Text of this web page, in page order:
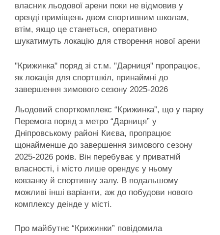
власник льодової арени поки не відмовив у
оренді приміщень двом спортивним школам,
втім, якщо це станеться, оперативно
шукатимуть локацію для створення нової арени
"Крижинка" поряд зі ст.м. "Дарниця" пропрацює,
як локація для спортшкіл, принаймні до
завершення зимового сезону 2025-2026
Льодовий спорткомплекс “Крижинка”, що у парку
Перемога поряд з метро “Дарниця” у
Дніпровському районі Києва, пропрацює
щонайменше до завершення зимового сезону
2025-2026 років. Він перебуває у приватній
власності, і місто лише орендує у ньому
ковзанку й спортивну залу. В подальшому
можливі інші варіанти, аж до побудови нового
комплексу деінде у місті.
Про майбутнє “Крижинки” повідомила